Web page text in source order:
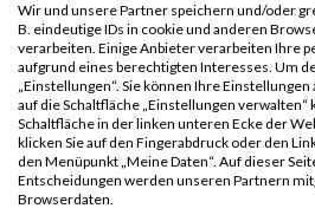
männlich
B2Run
Karlsruhe
Teamwertung
mixed
4132 Bernard
Legende:
GPos = Geschlechter Position, KPos =
Wir und unsere Partner speichern und/oder
B. eindeutige IDs in cookie und anderen
verarbeiten. Einige Anbieter verarbeiten Ihre
aufgrund eines berechtigten Interesses. Um
„Einstellungen“. Sie können Ihre
auf die Schaltfläche „Einstellungen
Schaltfläche in der linken unteren Ecke der
klicken Sie auf den Fingerabdruck oder den
den Menüpunkt „Meine Daten“. Auf dieser
Entscheidungen werden unseren Partnern
Browserdaten.